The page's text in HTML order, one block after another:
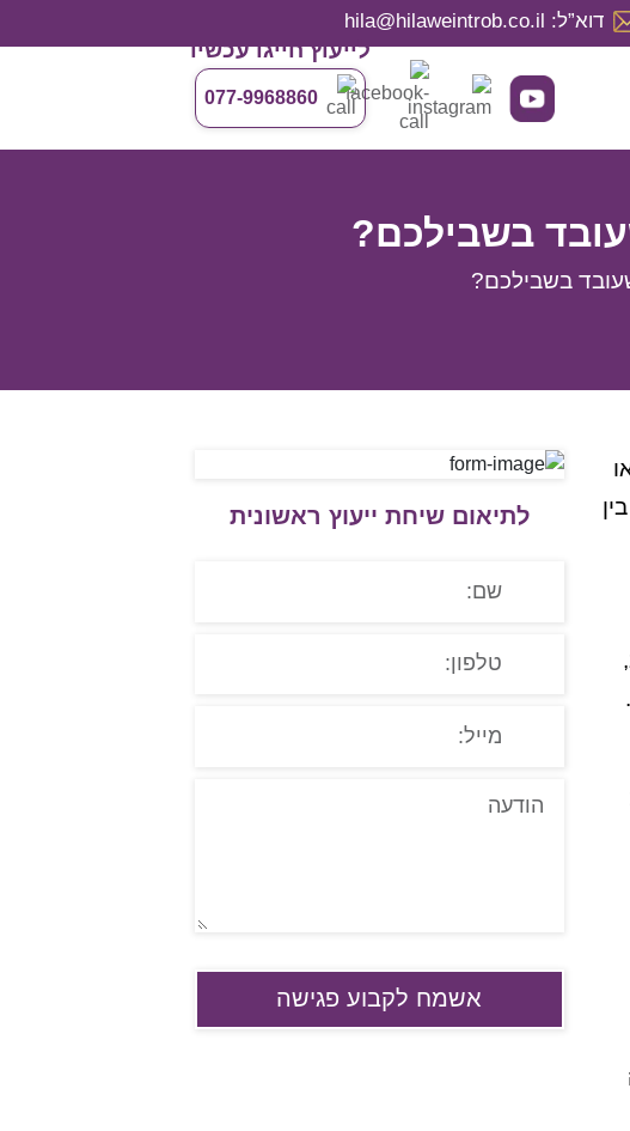
דוא”ל: hila@hilaweintrob.co.il
לייעוץ חייגו עכשיו
077-9968860
בשבילכם?
שעובד בשבילכם?
לתיאום שיחת ייעוץ ראשונית